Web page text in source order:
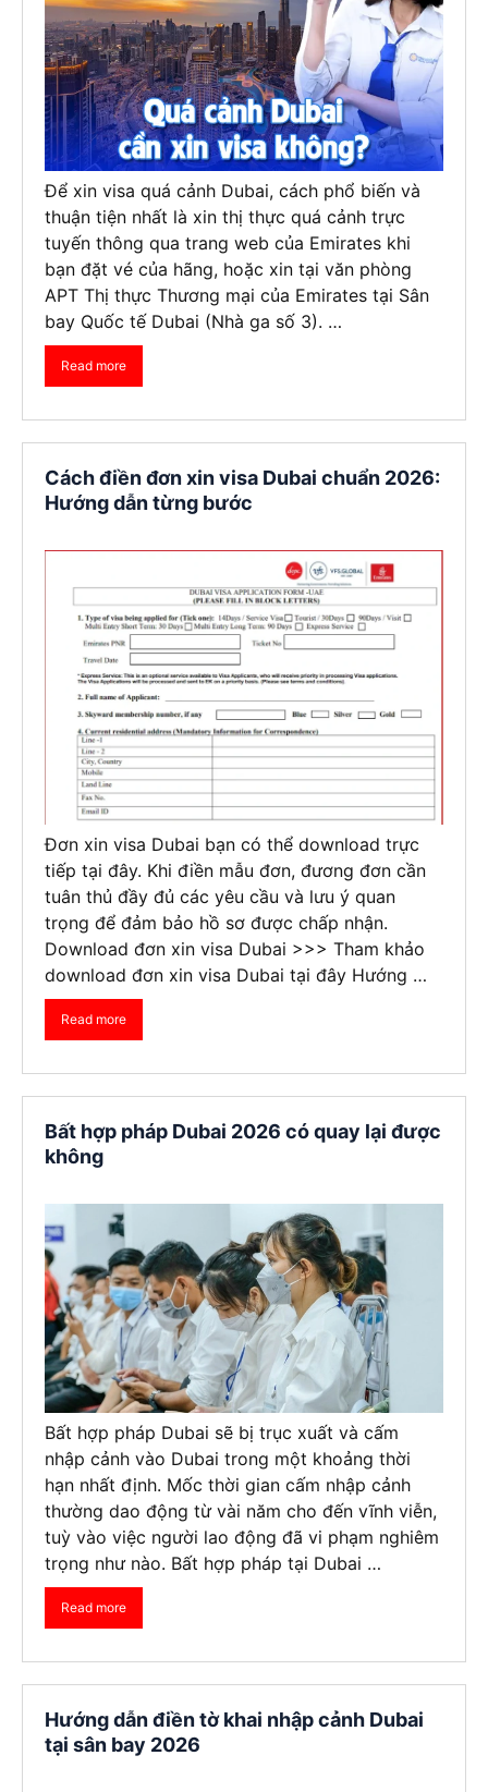
Để xin visa quá cảnh Dubai, cách phổ biến và
thuận tiện nhất là xin thị thực quá cảnh trực
tuyến thông qua trang web của Emirates khi
bạn đặt vé của hãng, hoặc xin tại văn phòng
APT Thị thực Thương mại của Emirates tại Sân
bay Quốc tế Dubai (Nhà ga số 3). …
Read more
Cách điền đơn xin visa Dubai chuẩn 2026:
Hướng dẫn từng bước
Đơn xin visa Dubai bạn có thể download trực
tiếp tại đây. Khi điền mẫu đơn, đương đơn cần
tuân thủ đầy đủ các yêu cầu và lưu ý quan
trọng để đảm bảo hồ sơ được chấp nhận.
Download đơn xin visa Dubai >>> Tham khảo
download đơn xin visa Dubai tại đây Hướng …
Read more
Bất hợp pháp Dubai 2026 có quay lại được
không
Bất hợp pháp Dubai sẽ bị trục xuất và cấm
nhập cảnh vào Dubai trong một khoảng thời
hạn nhất định. Mốc thời gian cấm nhập cảnh
thường dao động từ vài năm cho đến vĩnh viễn,
tuỳ vào việc người lao động đã vi phạm nghiêm
trọng như nào. Bất hợp pháp tại Dubai …
Read more
Hướng dẫn điền tờ khai nhập cảnh Dubai
tại sân bay 2026